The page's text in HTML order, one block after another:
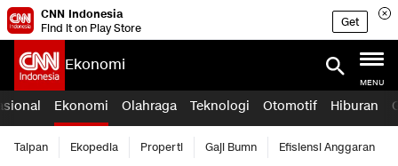
CNN Indonesia
Find it on Play Store
Get
Ekonomi
MENU
Ekonomi Olahraga Teknologi Otomotif Hiburan
Taipan Ekopedia Properti Gaji Bumn Efisiensi Anggaran